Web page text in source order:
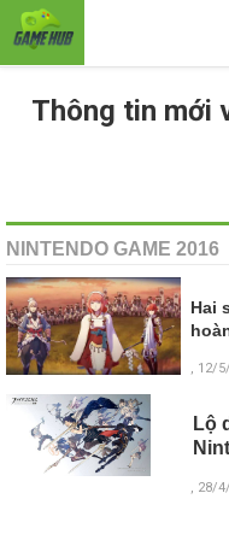
Thông tin mới
NINTENDO GAME 2016
Hai
, 12/
Lộ
, 28/